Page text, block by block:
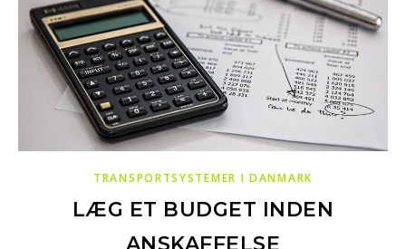
TRANSPORTSYSTEMER I DANMARK
LÆG ET BUDGET INDEN